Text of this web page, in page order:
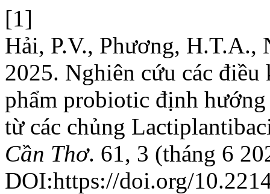
[1]
Hải, P.V., Phương, H.T.A.,
2025. Nghiên cứu các
phẩm probiotic định
từ các chủng
Cần Thơ. 61, 3 (tháng 6
DOI:https://doi.org/